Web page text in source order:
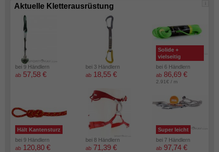
i
Aktuelle Kletterausrüstung
bei 9 Händlern
ab 57,58 €
bei 3 Händlern
ab 18,55 €
Solide +
vielseitig
bei 6 Händlern
ab 86,69 €
2.91€ / m
Hält Kantensturz
bei 9 Händlern
ab 120,80 €
bei 8 Händlern
ab 71,39 €
Super leicht
bei 7 Händlern
ab 97,74 €